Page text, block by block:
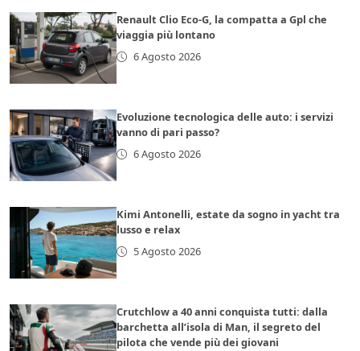
Renault Clio Eco-G, la compatta a Gpl che
viaggia più lontano
6 Agosto 2026
Evoluzione tecnologica delle auto: i servizi
vanno di pari passo?
6 Agosto 2026
Kimi Antonelli, estate da sogno in yacht tra
lusso e relax
5 Agosto 2026
Crutchlow a 40 anni conquista tutti: dalla
barchetta all’isola di Man, il segreto del
pilota che vende più dei giovani